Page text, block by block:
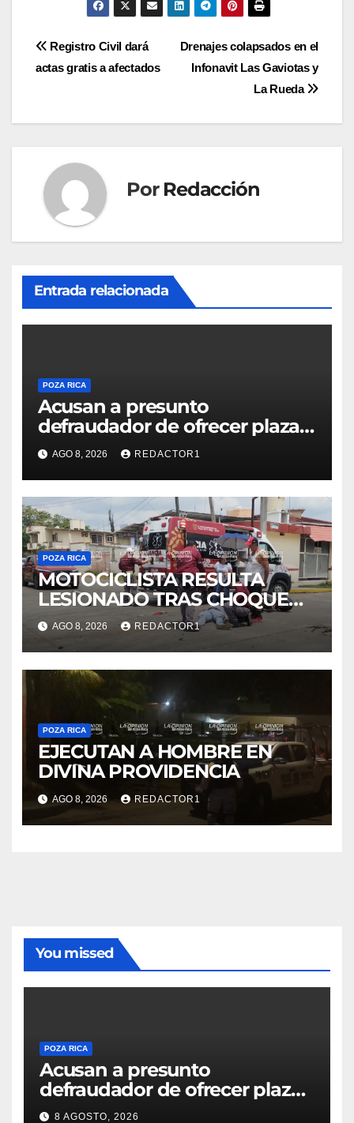
Navegación
entradas
Drenajes colapsados en el
Infonavit Las Gaviotas y
La Rueda
Registro Civil dará
actas gratis a afectados
Por Redacción
Entrada relacionada
POZA RICA
Acusan a presunto
defraudador de ofrecer plazas
de maestros
AGO 8, 2026 REDACTOR1
POZA RICA
MOTOCICLISTA RESULTA
LESIONADO TRAS CHOQUE
EN LA 27 DE SEPTIEMBRE
AGO 8, 2026 REDACTOR1
POZA RICA
EJECUTAN A HOMBRE EN
DIVINA PROVIDENCIA
AGO 8, 2026 REDACTOR1
You missed
POZA RICA
Acusan a presunto
defraudador de ofrecer plazas
de maestros
8 AGOSTO, 2026